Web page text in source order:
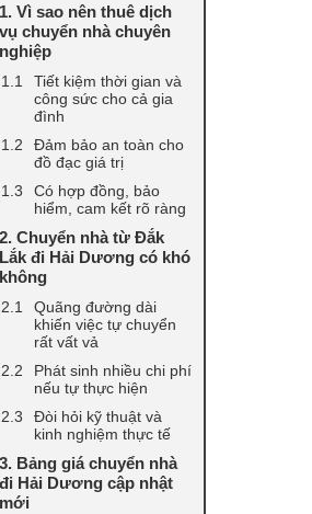
1. Vì sao nên thuê dịch
vụ chuyển nhà chuyên
nghiệp
Tiết kiệm thời gian và
công sức cho cả gia
đình
Đảm bảo an toàn cho
đồ đạc giá trị
Có hợp đồng, bảo
hiểm, cam kết rõ ràng
2. Chuyển nhà từ Đắk
Lắk đi Hải Dương có khó
không
Quãng đường dài
khiến việc tự chuyển
rất vất vả
Phát sinh nhiều chi phí
nếu tự thực hiện
Đòi hỏi kỹ thuật và
kinh nghiệm thực tế
3. Bảng giá chuyển nhà
đi Hải Dương cập nhật
mới